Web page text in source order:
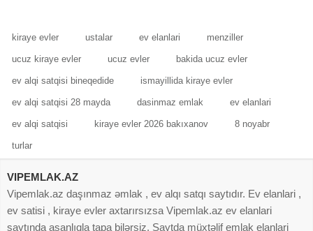
kiraye evler ustalar ev elanlari menziller
ucuz kiraye evler ucuz evler bakida ucuz evler
ev alqi satqisi bineqedide ismayillida kiraye evler
ev alqi satqisi 28 mayda dasinmaz emlak ev elanlari
ev alqi satqisi kiraye evler 2026 bakıxanov 8 noyabr
turlar
VIPEMLAK.AZ
Vipemlak.az daşınmaz əmlak , ev alqı satqı saytıdır. Ev elanlari ,
ev satisi , kiraye evler axtarırsızsa Vipemlak.az ev elanlari
saytında asanlıqla tapa bilərsiz. Saytda müxtəlif emlak elanlari